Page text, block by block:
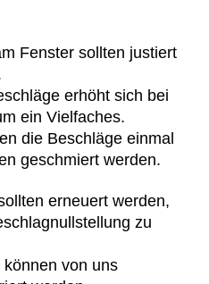
Fenster sollten justiert
erhöht sich bei
ein Vielfaches.
die Beschläge einmal
geschmiert werden.
erneuert werden,
zu
von uns